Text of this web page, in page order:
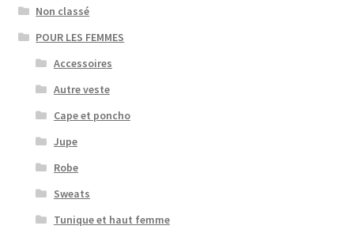
Non classé
POUR LES FEMMES
Accessoires
Autre veste
Cape et poncho
Jupe
Robe
Sweats
Tunique et haut femme